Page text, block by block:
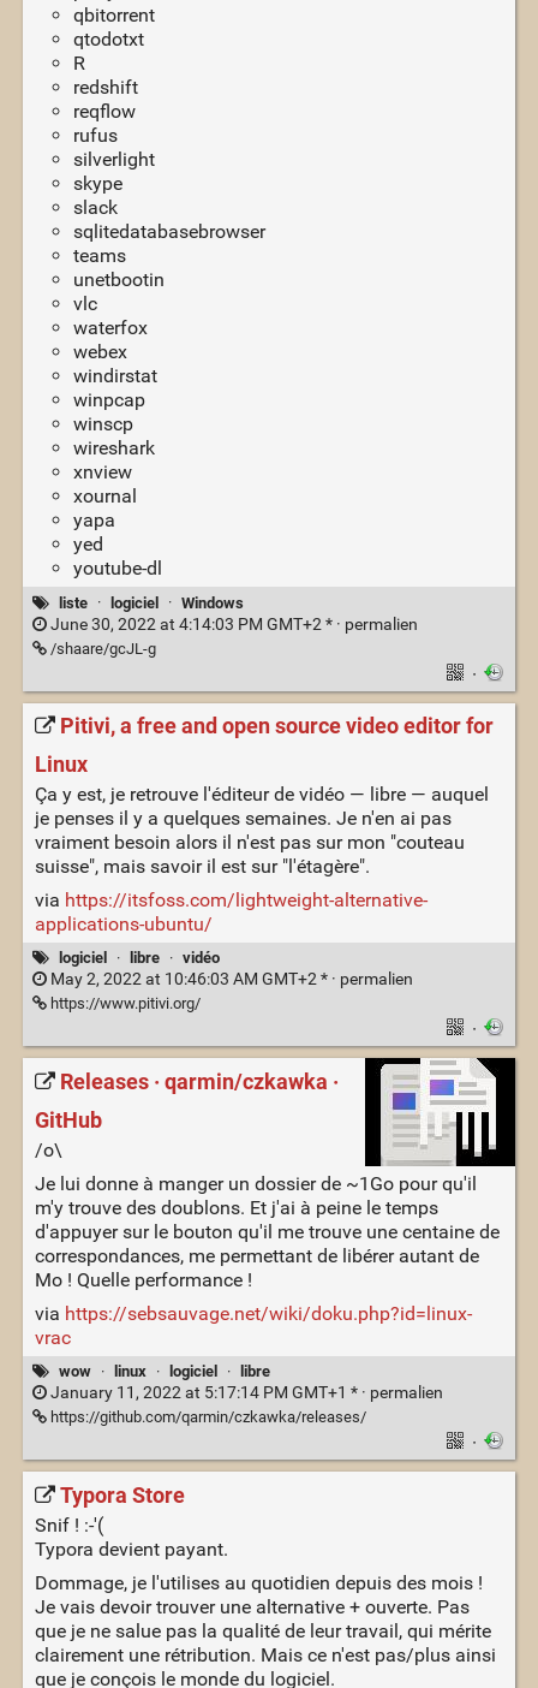
qbitorrent
qtodotxt
R
redshift
reqflow
rufus
silverlight
skype
slack
sqlitedatabasebrowser
teams
unetbootin
vlc
waterfox
webex
windirstat
winpcap
winscp
wireshark
xnview
xournal
yapa
yed
youtube-dl
liste · logiciel · Windows
June 30, 2022 at 4:14:03 PM GMT+2 * · permalien
/shaare/gcJL-g
·
Pitivi, a free and open source video editor for
Linux
Ça y est, je retrouve l'éditeur de vidéo — libre — auquel
je penses il y a quelques semaines. Je n'en ai pas
vraiment besoin alors il n'est pas sur mon "couteau
suisse", mais savoir il est sur "l'étagère".
via https://itsfoss.com/lightweight-alternative-
applications-ubuntu/
logiciel · libre · vidéo
May 2, 2022 at 10:46:03 AM GMT+2 * · permalien
https://www.pitivi.org/
·
Releases · qarmin/czkawka ·
GitHub
/o\
Je lui donne à manger un dossier de ~1Go pour qu'il
m'y trouve des doublons. Et j'ai à peine le temps
d'appuyer sur le bouton qu'il me trouve une centaine de
correspondances, me permettant de libérer autant de
Mo ! Quelle performance !
via https://sebsauvage.net/wiki/doku.php?id=linux-
vrac
wow · linux · logiciel · libre
January 11, 2022 at 5:17:14 PM GMT+1 * · permalien
https://github.com/qarmin/czkawka/releases/
·
Typora Store
Snif ! :-'(
Typora devient payant.
Dommage, je l'utilises au quotidien depuis des mois !
Je vais devoir trouver une alternative + ouverte. Pas
que je ne salue pas la qualité de leur travail, qui mérite
clairement une rétribution. Mais ce n'est pas/plus ainsi
que je conçois le monde du logiciel.